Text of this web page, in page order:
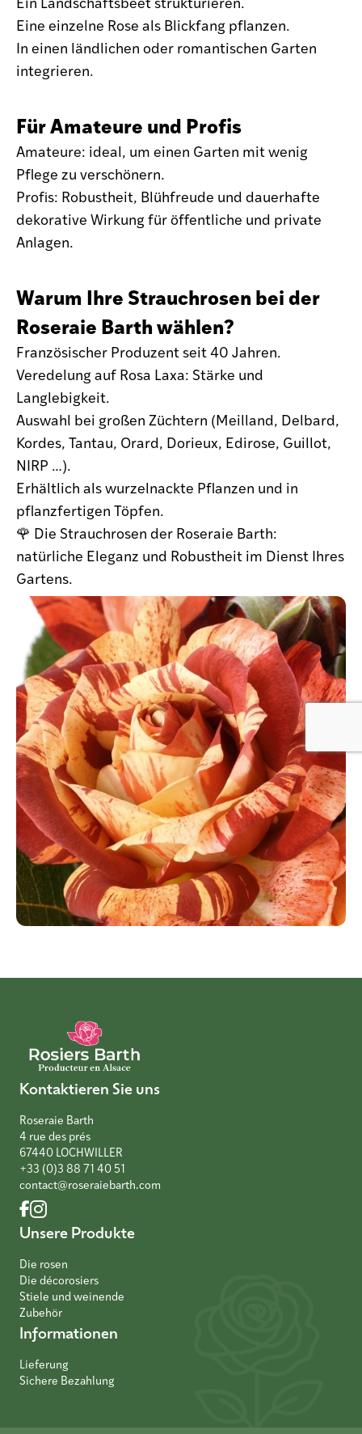
Eine einzelne Rose als Blickfang pflanzen.
In einen ländlichen oder romantischen Garten
integrieren.
Für Amateure und Profis
Amateure: ideal, um einen Garten mit wenig
Pflege zu verschönern.
Profis: Robustheit, Blühfreude und dauerhafte
dekorative Wirkung für öffentliche und private
Anlagen.
Warum Ihre Strauchrosen bei der
Roseraie Barth wählen?
Französischer Produzent seit 40 Jahren.
Veredelung auf Rosa Laxa: Stärke und
Langlebigkeit.
Auswahl bei großen Züchtern (Meilland, Delbard,
Kordes, Tantau, Orard, Dorieux, Edirose, Guillot,
NIRP …).
Erhältlich als wurzelnackte Pflanzen und in
pflanzfertigen Töpfen.
🌹 Die Strauchrosen der Roseraie Barth:
natürliche Eleganz und Robustheit im Dienst Ihres
Gartens.
Kontaktieren Sie uns
Roseraie Barth
4 rue des prés
67440 LOCHWILLER
+33 (0)3 88 71 40 51
contact@roseraiebarth.com
Unsere Produkte
Die rosen
Die décorosiers
Stiele und weinende
Zubehör
Informationen
Lieferung
Sichere Bezahlung